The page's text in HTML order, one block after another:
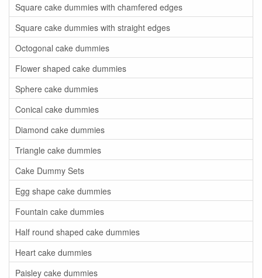
Square cake dummies with chamfered edges
Square cake dummies with straight edges
Octogonal cake dummies
Flower shaped cake dummies
Sphere cake dummies
Conical cake dummies
Diamond cake dummies
Triangle cake dummies
Cake Dummy Sets
Egg shape cake dummies
Fountain cake dummies
Half round shaped cake dummies
Heart cake dummies
Paisley cake dummies